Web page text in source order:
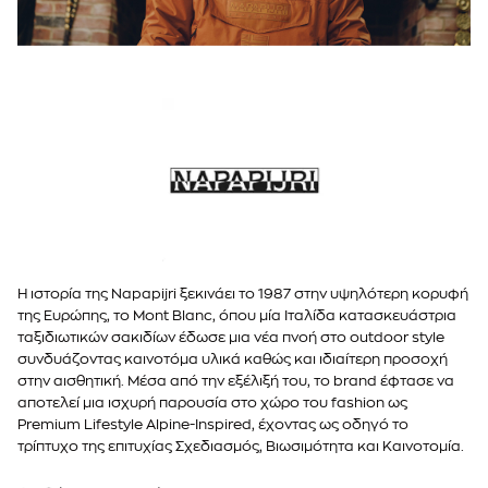
Η ιστορία της Napapijri ξεκινάει το 1987 στην υψηλότερη κορυφή
της Ευρώπης, το Mont Blanc, όπου μία Ιταλίδα κατασκευάστρια
ταξιδιωτικών σακιδίων έδωσε μια νέα πνοή στο outdoor style
συνδυάζοντας καινοτόμα υλικά καθώς και ιδιαίτερη προσοχή
στην αισθητική. Μέσα από την εξέλιξή του, το brand έφτασε να
αποτελεί μια ισχυρή παρουσία στο χώρο του fashion ως
Premium Lifestyle Alpine-Inspired, έχοντας ως οδηγό το
τρίπτυχο της επιτυχίας Σχεδιασμός, Βιωσιμότητα και Καινοτομία.
Πολύχρωμο
43